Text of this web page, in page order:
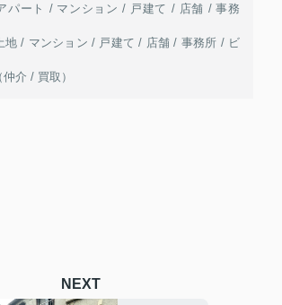
パート / マンション / 戸建て / 店舗 / 事務
地 / マンション / 戸建て / 店舗 / 事務所 / ビ
介 / 買取）
NEXT